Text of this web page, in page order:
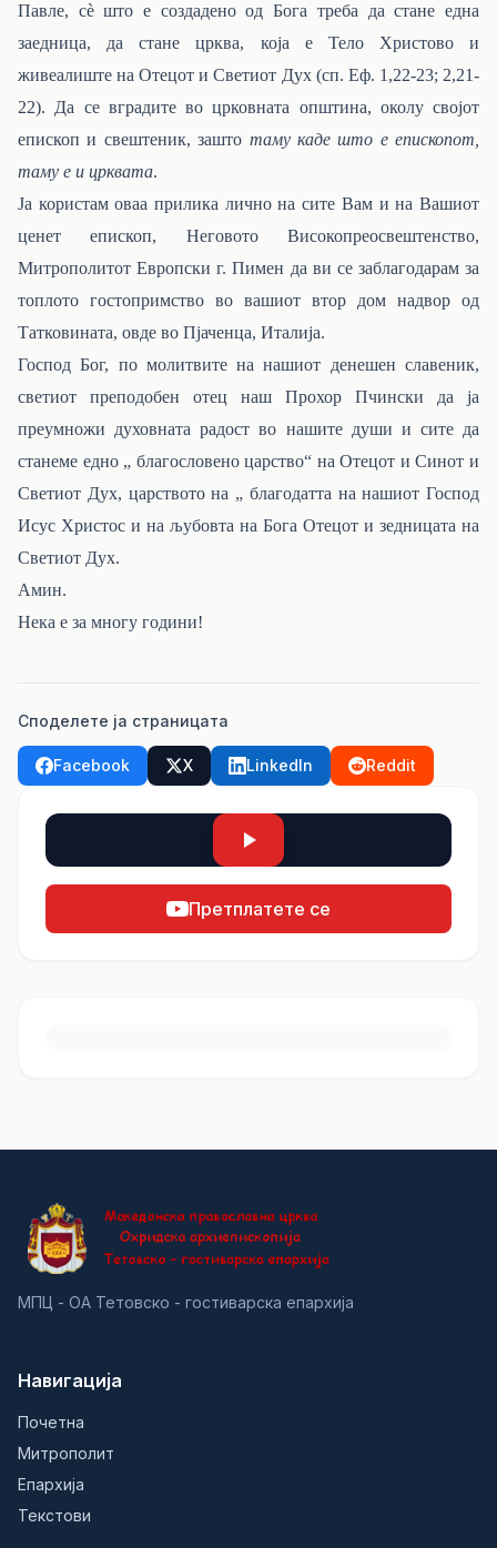
Павле, сѐ што е создадено од Бога треба да стане една
заедница, да стане црква, која е Тело Христово и
живеалиште на Отецот и Светиот Дух (сп. Еф. 1,22-23; 2,21-
22). Да се вградите во црковната општина, околу својот
епископ и свештеник, зашто таму каде што е епископот,
таму е и црквата.
Ја користам оваа прилика лично на сите Вам и на Вашиот
ценет епископ, Неговото Високопреосвештенство,
Митрополитот Европски г. Пимен да ви се заблагодарам за
топлото гостопримство во вашиот втор дом надвор од
Татковината, овде во Пјаченца, Италија.
Господ Бог, по молитвите на нашиот денешен славеник,
светиот преподобен отец наш Прохор Пчински да ја
преумножи духовната радост во нашите души и сите да
станеме едно „ благословено царство“ на Отецот и Синот и
Светиот Дух, царството на „ благодатта на нашиот Господ
Исус Христос и на љубовта на Бога Отецот и зедницата на
Светиот Дух.
Амин.
Нека е за многу години!
Споделете ја страницата
Facebook X LinkedIn Reddit
Претплатете се
МПЦ - ОА Тетовско - гостиварска епархија
Навигација
Почетна
Митрополит
Епархија
Текстови